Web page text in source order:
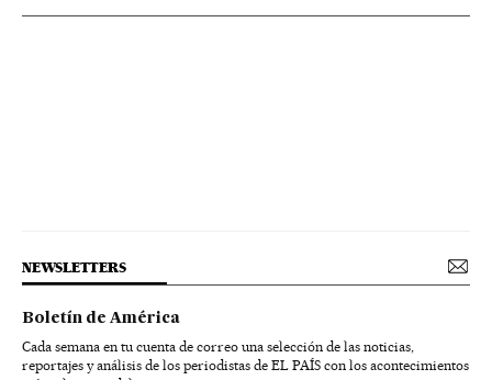
NEWSLETTERS
Boletín de América
Cada semana en tu cuenta de correo una selección de las noticias,
reportajes y análisis de los periodistas de EL PAÍS con los acontecimientos